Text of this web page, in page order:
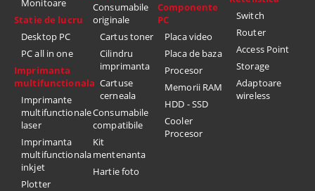
Monitoare
Statie de lucru
Desktop PC
PC all in one
Imprimanta
multifunctionala
Imprimante
multifunctionale
laser
Imprimanta
multifunctionala
inkjet
Plotter
Consumabile
originale
Cartus toner
Cilindru
imprimanta
Cartuse
cerneala
Consumabile
compatibile
Kit
mentenanta
Hartie foto
Componente
PC
Placa video
Placa de baza
Procesor
Memorii RAM
HDD - SSD
Cooler
Procesor
Switch
Router
Access Point
Storage
Adaptoare
wireless